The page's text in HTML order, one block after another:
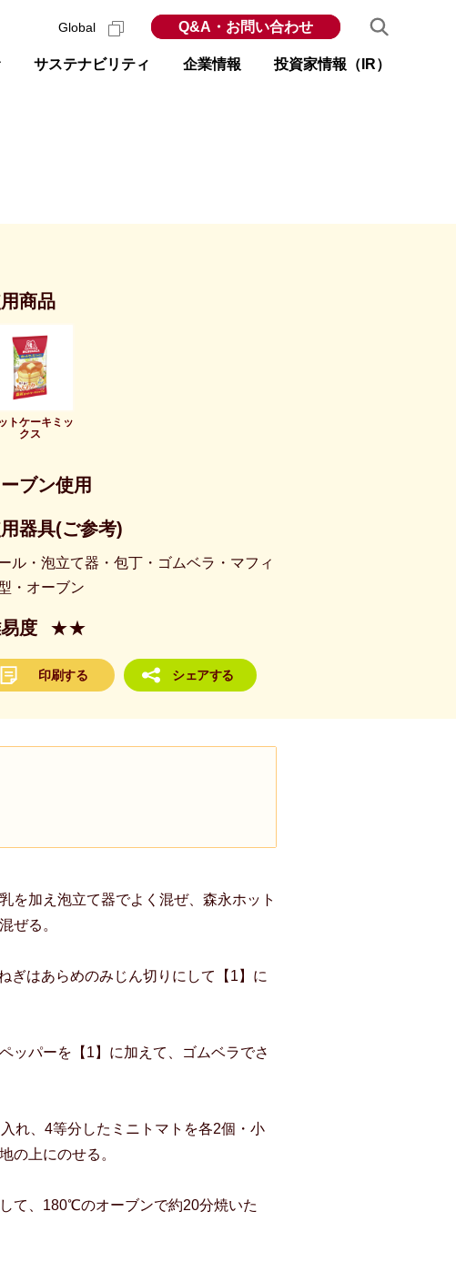
サステナビリティ 企業情報 投資家情報（IR）
Global Q&A・お問い合わせ
商品
トケーキミッ
クス
ブン使用
器具(ご参考)
ル・泡立て器・包丁・ゴムベラ・マフィ
・オーブン
度 ★★
印刷する シェアする
を加え泡立て器でよく混ぜ、森永ホット
ぜる。
ぎはあらめのみじん切りにして【1】に
ッパーを【1】に加えて、ゴムベラでさ
れ、4等分したミニトマトを各2個・小
の上にのせる。
て、180℃のオーブンで約20分焼いた